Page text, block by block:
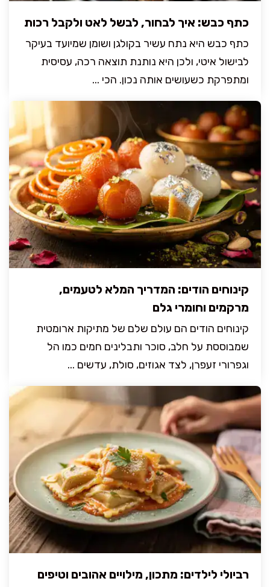
כתף כבש: איך לבחור, לבשל לאט ולקבל רכות
כתף כבש היא נתח עשיר בקולגן ושומן שמיועד בעיקר
לבישול איטי, ולכן היא נותנת תוצאה רכה, עסיסית
ומתפרקת כשעושים אותה נכון. הכי ...
קינוחים הודים: המדריך המלא לטעמים,
מרקמים וחומרי גלם
קינוחים הודים הם עולם שלם של מתיקות ארומטית
שמבוססת על חלב, סוכר ותבלינים חמים כמו הל
וגפרורי זעפרן, לצד אגוזים, סולת, עדשים ...
רביולי לילדים: מתכון, מילויים אהובים וטיפים